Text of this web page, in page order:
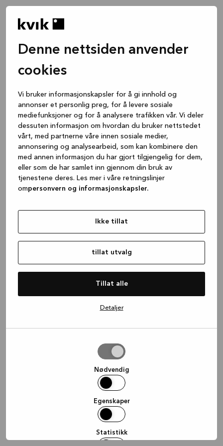
Denne nettsiden anvender
cookies
Vi bruker informasjonskapsler for å gi innhold og
annonser et personlig preg, for å levere sosiale
mediefunksjoner og for å analysere trafikken vår. Vi deler
dessuten informasjon om hvordan du bruker nettstedet
vårt, med partnerne våre innen sosiale medier,
annonsering og analysearbeid, som kan kombinere den
med annen informasjon du har gjort tilgjengelig for dem,
eller som de har samlet inn gjennom din bruk av
tjenestene deres. Les mer i våre retningslinjer
ompersonvern og informasjonskapsler.
Ikke tillat
tillat utvalg
Tillat alle
Detaljer
Nødvendig
Egenskaper
Statistikk
(see the browser console for more
information).